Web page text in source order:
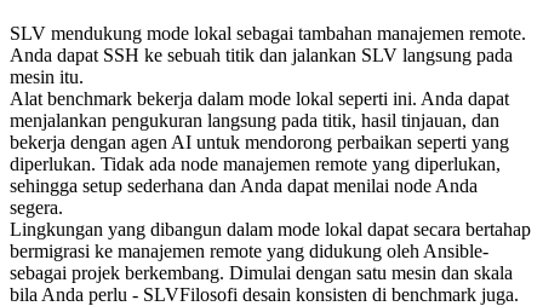
SLV mendukung mode lokal sebagai tambahan manajemen remote.
Anda dapat SSH ke sebuah titik dan jalankan SLV langsung pada
mesin itu.
Alat benchmark bekerja dalam mode lokal seperti ini. Anda dapat
menjalankan pengukuran langsung pada titik, hasil tinjauan, dan
bekerja dengan agen AI untuk mendorong perbaikan seperti yang
diperlukan. Tidak ada node manajemen remote yang diperlukan,
sehingga setup sederhana dan Anda dapat menilai node Anda
segera.
Lingkungan yang dibangun dalam mode lokal dapat secara bertahap
bermigrasi ke manajemen remote yang didukung oleh Ansible-
sebagai projek berkembang. Dimulai dengan satu mesin dan skala
bila Anda perlu - SLVFilosofi desain konsisten di benchmark juga.